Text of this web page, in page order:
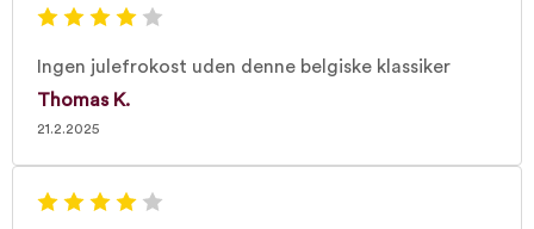
Ingen julefrokost uden denne belgiske klassiker
Thomas K.
21.2.2025